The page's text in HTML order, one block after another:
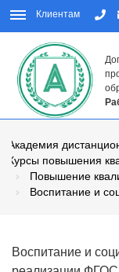
Клиентам
Академия
Курсы повышения
Повышение
Воспитание и
Воспитание и